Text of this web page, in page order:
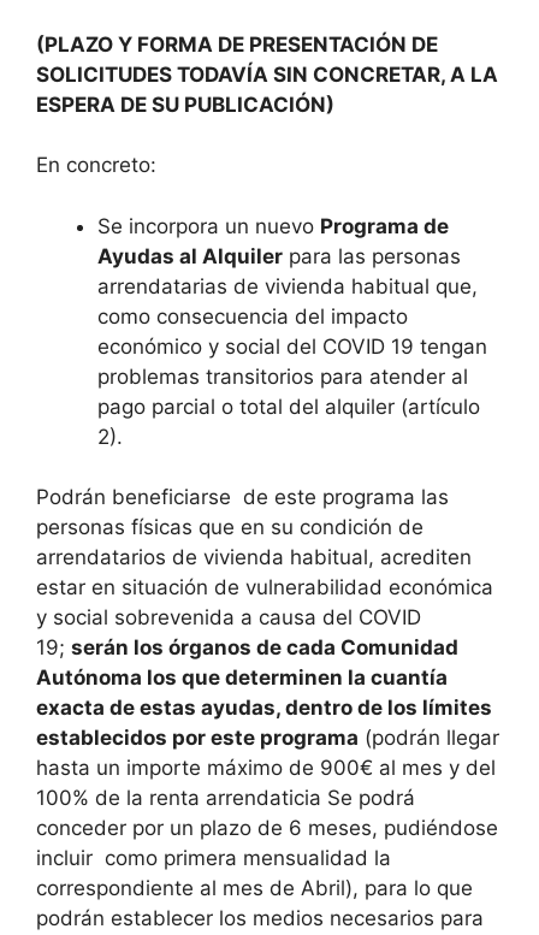
(PLAZO Y FORMA DE PRESENTACIÓN DE
SOLICITUDES TODAVÍA SIN CONCRETAR, A LA
ESPERA DE SU PUBLICACIÓN)
En concreto:
Se incorpora un nuevo Programa de
Ayudas al Alquiler para las personas
arrendatarias de vivienda habitual que,
como consecuencia del impacto
económico y social del COVID 19 tengan
problemas transitorios para atender al
pago parcial o total del alquiler (artículo
2).
Podrán beneficiarse de este programa las
personas físicas que en su condición de
arrendatarios de vivienda habitual, acrediten
estar en situación de vulnerabilidad económica
y social sobrevenida a causa del COVID
19; serán los órganos de cada Comunidad
Autónoma los que determinen la cuantía
exacta de estas ayudas, dentro de los límites
establecidos por este programa (podrán llegar
hasta un importe máximo de 900€ al mes y del
100% de la renta arrendaticia Se podrá
conceder por un plazo de 6 meses, pudiéndose
incluir como primera mensualidad la
correspondiente al mes de Abril), para lo que
podrán establecer los medios necesarios para